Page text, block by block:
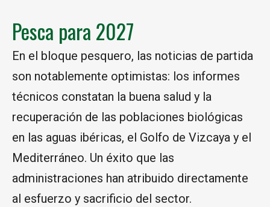
Pesca para 2027
En el bloque pesquero, las noticias de partida
son notablemente optimistas: los informes
técnicos constatan la buena salud y la
recuperación de las poblaciones biológicas
en las aguas ibéricas, el Golfo de Vizcaya y el
Mediterráneo. Un éxito que las
administraciones han atribuido directamente
al esfuerzo y sacrificio del sector.